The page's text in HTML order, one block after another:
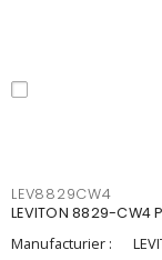
LEV8829CW4
LEVITON 8829-CW4
Manufacturier :